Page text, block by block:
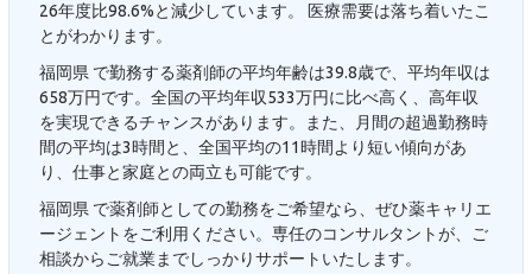
26年度比98.6%と減少しています。 医療需要は落ち着いたこ
とがわかります。
福岡県 で勤務する薬剤師の平均年齢は39.8歳で、平均年収は
658万円です。全国の平均年収533万円に比べ高く、高年収
を実現できるチャンスがあります。また、月間の超過勤務時
間の平均は3時間と、全国平均の11時間より短い傾向があ
り、仕事と家庭との両立も可能です。
福岡県 で薬剤師としての勤務をご希望なら、ぜひ薬キャリエ
ージェントをご利用ください。専任のコンサルタントが、ご
相談からご就業までしっかりサポートいたします。